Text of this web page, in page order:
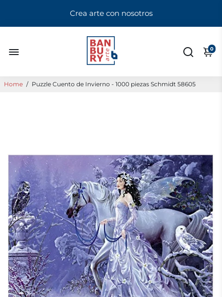
Crea arte con nosotros
0
Home / Puzzle Cuento de Invierno - 1000 piezas Schmidt 58605